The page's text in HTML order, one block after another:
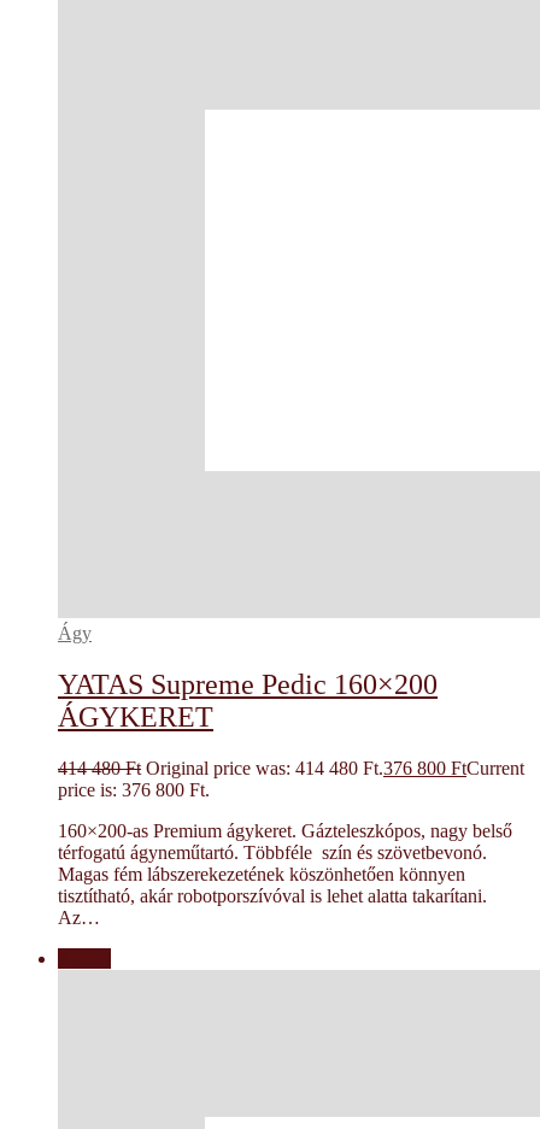
Ágy
YATAS Supreme Pedic 160×200
ÁGYKERET
414 480Ft Original price was: 414 480 Ft.376 800 FtCurrent
price is: 376 800 Ft.
160×200-as Premium ágykeret. Gázteleszkópos, nagy belső
térfogatú ágyneműtartó. Többféle szín és szövetbevonó.
Magas fém lábszerekezetének köszönhetően könnyen
tisztítható, akár robotporszívóval is lehet alatta takarítani.
Az…